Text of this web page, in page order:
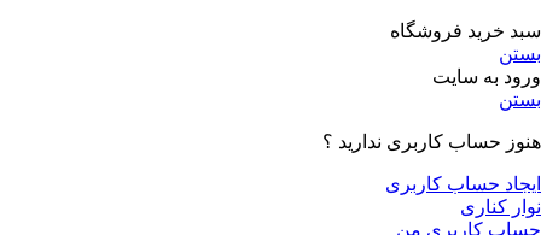
سبد خرید فروشگاه
بستن
ورود به سایت
بستن
هنوز حساب کاربری ندارید ؟
ایجاد حساب کاربری
نوار کناری
حساب کاربری من